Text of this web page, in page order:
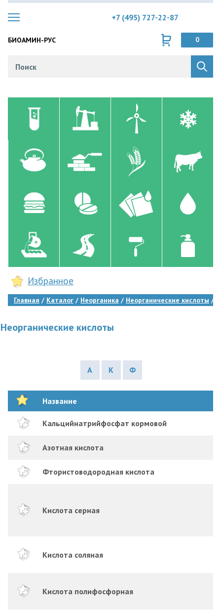
+7 (495) 727-22-87
БИОАМИН-РУС 0
Избранное
Главная Каталог Неорганика Неорганические кислоты
Неорганические кислоты
А К Ф
Название
Кальцийнатрийфосфат кормовой
Азотная кислота
Фтористоводородная кислота
Кислота серная
Кислота соляная
Кислота полифосфорная